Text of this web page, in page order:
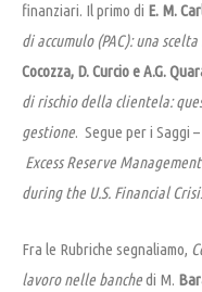
finanziari. Il primo di E. M.
di accumulo (PAC): una
Cocozza, D. Curcio e A.G.
di rischio della clientela:
gestione. Segue per i Saggi
Excess Reserve
during the U.S. Financial
Fra le Rubriche segnaliamo,
lavoro nelle banchedi M.